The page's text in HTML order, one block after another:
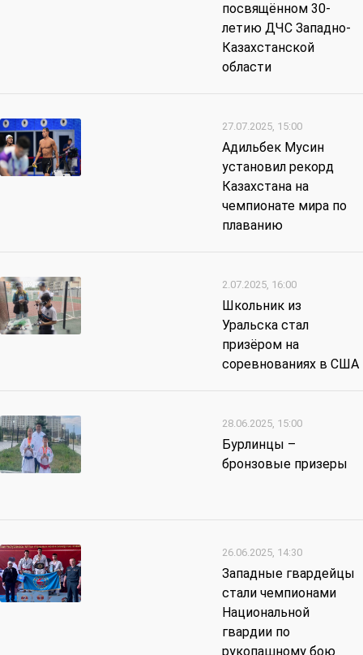
посвящённом 30-
летию ДЧС Западно-
Казахстанской
области
27.07.2025, 15:00
Адильбек Мусин
установил рекорд
Казахстана на
чемпионате мира по
плаванию
2.07.2025, 16:00
Школьник из
Уральска стал
призёром на
соревнованиях в США
28.06.2025, 15:00
Бурлинцы –
бронзовые призеры
26.06.2025, 14:30
Западные гвардейцы
стали чемпионами
Национальной
гвардии по
рукопашному бою